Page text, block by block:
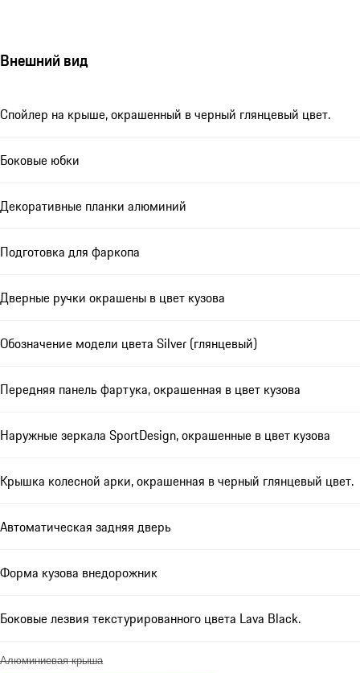
Внешний вид
Спойлер на крыше, окрашенный в черный глянцевый цвет.
Боковые юбки
Декоративные планки алюминий
Подготовка для фаркопа
Дверные ручки окрашены в цвет кузова
Обозначение модели цвета Silver (глянцевый)
Передняя панель фартука, окрашенная в цвет кузова
Наружные зеркала SportDesign, окрашенные в цвет кузова
Крышка колесной арки, окрашенная в черный глянцевый цвет.
Автоматическая задняя дверь
Форма кузова внедорожник
Боковые лезвия текстурированного цвета Lava Black.
Алюминиевая крыша